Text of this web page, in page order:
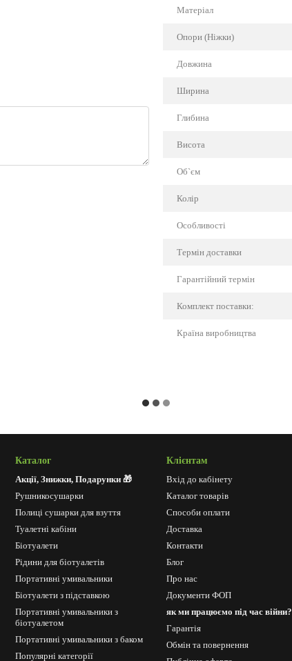
Матеріал
Опори (Ніжки)
Довжина
Ширина
Глибина
Висота
Об`єм
Колір
Особливості
Термін доставки
Гарантійний термін
Комплект поставки:
Країна виробництва
Каталог
Акції, Знижки, Подарунки 🎁
Рушникосушарки
Полиці сушарки для взуття
Туалетні кабіни
Біотуалети
Рідини для біотуалетів
Портативні умивальники
Біотуалети з підставкою
Портативні умивальники з
біотуалетом
Портативні умивальники з баком
Популярні категорії
Клієнтам
Вхід до кабінету
Каталог товарів
Способи оплати
Доставка
Контакти
Блог
Про нас
Документи ФОП
як ми працюємо під час війни?
Гарантія
Обмін та повернення